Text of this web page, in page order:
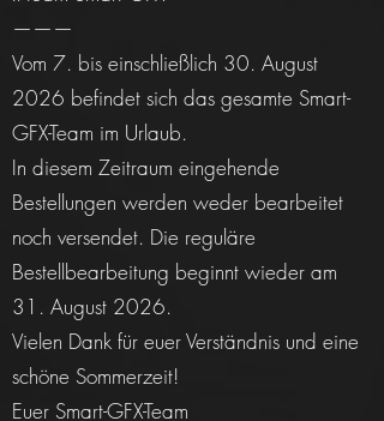
———
Vom 7. bis einschließlich 30. August
2026 befindet sich das gesamte Smart-
GFX-Team im Urlaub.
In diesem Zeitraum eingehende
Bestellungen werden weder bearbeitet
noch versendet. Die reguläre
Bestellbearbeitung beginnt wieder am
31. August 2026.
Vielen Dank für euer Verständnis und eine
schöne Sommerzeit!
Euer Smart-GFX-Team